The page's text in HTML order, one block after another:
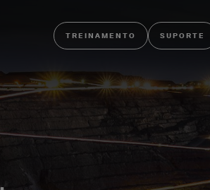
TREINAMENTO SUPORTE